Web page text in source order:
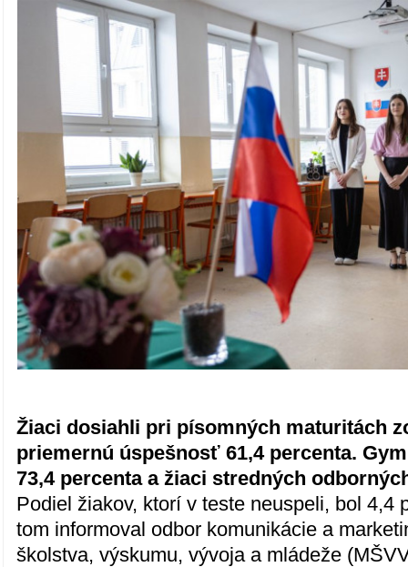
Žiaci dosiahli pri písomných maturitách
priemernú úspešnosť 61,4 percenta.
73,4 percenta a žiaci stredných
Podiel žiakov, ktorí v teste neuspeli, bol 4,4
tom informoval odbor komunikácie a
školstva, výskumu, vývoja a mládeže